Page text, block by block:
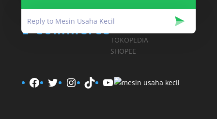
E-Commerce ONLINE CATALOQUE
TOKOPEDIA
SHOPEE
Facebook
TwitterInstagram
TikTokYouTube